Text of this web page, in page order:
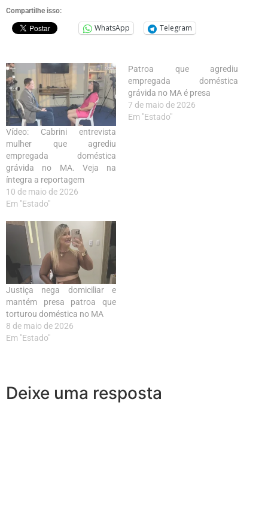
Compartilhe isso:
WhatsApp Telegram
Vídeo: Cabrini entrevista
mulher que agrediu
empregada doméstica
grávida no MA. Veja na
íntegra a reportagem
10 de maio de 2026
Em "Estado"
Patroa que agrediu
empregada doméstica
grávida no MA é presa
7 de maio de 2026
Em "Estado"
Justiça nega domiciliar e
mantém presa patroa que
torturou doméstica no MA
8 de maio de 2026
Em "Estado"
Deixe uma resposta